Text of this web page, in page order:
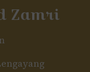
Zamri